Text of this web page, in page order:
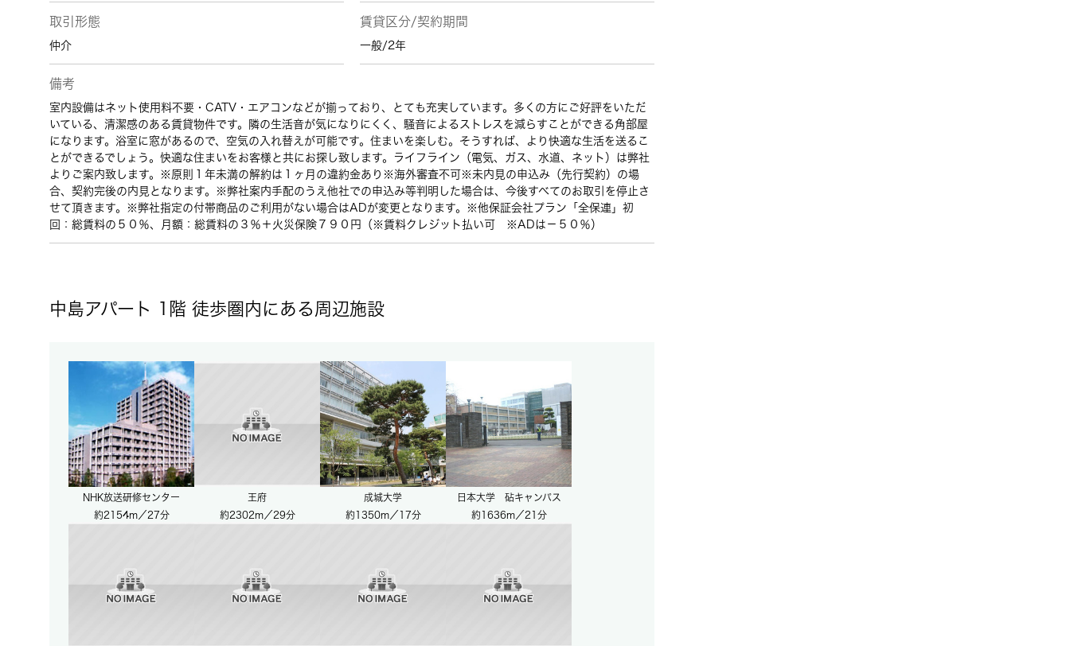
取引形態
仲介
賃貸区分/契約期間
一般/2年
備考
室内設備はネット使用料不要・CATV・エアコンなどが揃っており、とても充実しています。多くの方にご好評をいただ
いている、清潔感のある賃貸物件です。隣の生活音が気になりにくく、騒音によるストレスを減らすことができる角部屋
になります。浴室に窓があるので、空気の入れ替えが可能です。住まいを楽しむ。そうすれば、より快適な生活を送るこ
とができるでしょう。快適な住まいをお客様と共にお探し致します。ライフライン（電気、ガス、水道、ネット）は弊社
よりご案内致します。※原則１年未満の解約は１ヶ月の違約金あり※海外審査不可※未内見の申込み（先行契約）の場
合、契約完後の内見となります。※弊社案内手配のうえ他社での申込み等判明した場合は、今後すべてのお取引を停止さ
せて頂きます。※弊社指定の付帯商品のご利用がない場合はADが変更となります。※他保証会社プラン「全保連」初
回：総賃料の５０％、月額：総賃料の３％＋火災保険７９０円（※賃料クレジット払い可 ※ADは－５０％）
中島アパート 1階 徒歩圏内にある周辺施設
NHK放送研修センター
約2154m／27分
王府
約2302m／29分
成城大学
約1350m／17分
日本大学 砧キャンパス
約1636m／21分